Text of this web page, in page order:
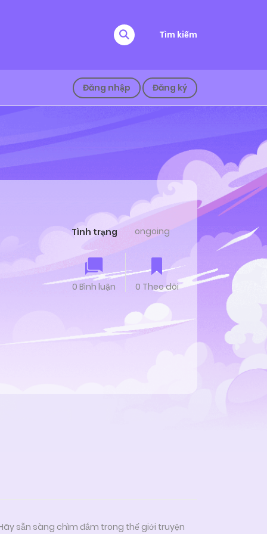
Tìm kiếm
Đăng nhập Đăng ký
Tình trạng ongoing
0 Bình luận 0 Theo dõi
sẵn sàng chìm đắm trong thế giới truyện